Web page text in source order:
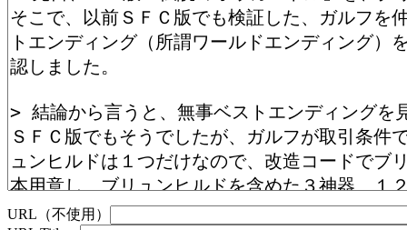
URL（不使用）